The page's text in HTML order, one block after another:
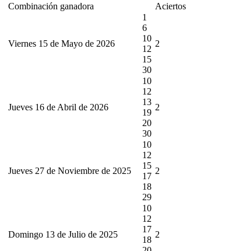
Combinación ganadora Aciertos
Viernes 15 de Mayo de 2026
1
6
10
12
15
30
2
Jueves 16 de Abril de 2026
10
12
13
19
20
30
2
Jueves 27 de Noviembre de 2025
10
12
15
17
18
29
2
Domingo 13 de Julio de 2025
10
12
17
18
2